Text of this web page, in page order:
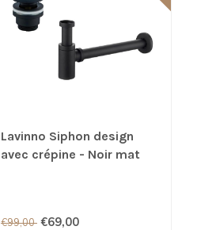
Lavinno Siphon design
avec crépine - Noir mat
€99,00 €69,00